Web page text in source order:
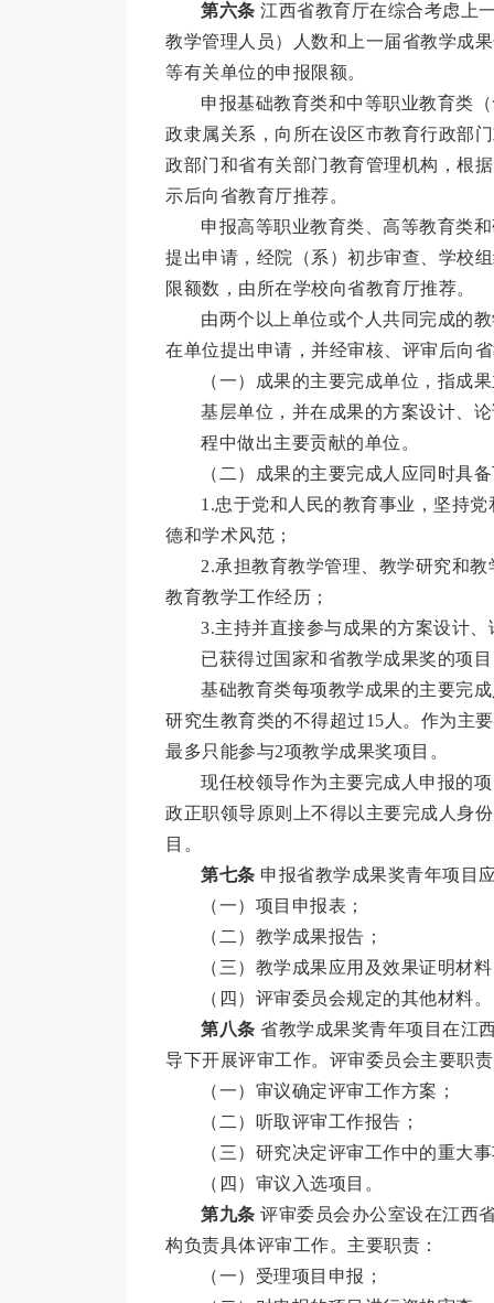
第六条 江西省教育厅在综合考虑上
教学管理人员）人数和上一届省教学成
等有关单位的申报限额。
申报基础教育类和中等职业教育类
政隶属关系，向所在设区市教育行政部
政部门和省有关部门教育管理机构，根
示后向省教育厅推荐。
申报高等职业教育类、高等教育类
提出申请，经院（系）初步审查、学校
限额数，由所在学校向省教育厅推荐。
由两个以上单位或个人共同完成的
在单位提出申请，并经审核、评审后向
（一）成果的主要完成单位，指成
基层单位，并在成果的方案设计、
程中做出主要贡献的单位。
（二）成果的主要完成人应同时具
1.忠于党和人民的教育事业，坚持
德和学术风范；
2.承担教育教学管理、教学研究和
教育教学工作经历；
3.主持并直接参与成果的方案设计
已获得过国家和省教学成果奖的项
基础教育类每项教学成果的主要完
研究生教育类的不得超过15人。作为主
最多只能参与2项教学成果奖项目。
现任校领导作为主要完成人申报的
政正职领导原则上不得以主要完成人身
目。
第七条 申报省教学成果奖青年项目
（一）项目申报表；
（二）教学成果报告；
（三）教学成果应用及效果证明材
（四）评审委员会规定的其他材料。
第八条 省教学成果奖青年项目在江
导下开展评审工作。评审委员会主要职
（一）审议确定评审工作方案；
（二）听取评审工作报告；
（三）研究决定评审工作中的重大
（四）审议入选项目。
第九条 评审委员会办公室设在江西
构负责具体评审工作。主要职责：
（一）受理项目申报；